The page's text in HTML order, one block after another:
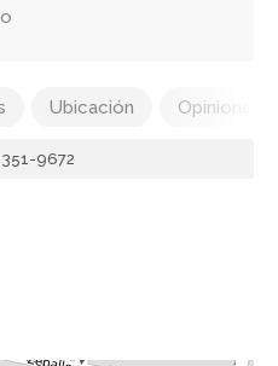
Ubicación Opiniones
351-9672